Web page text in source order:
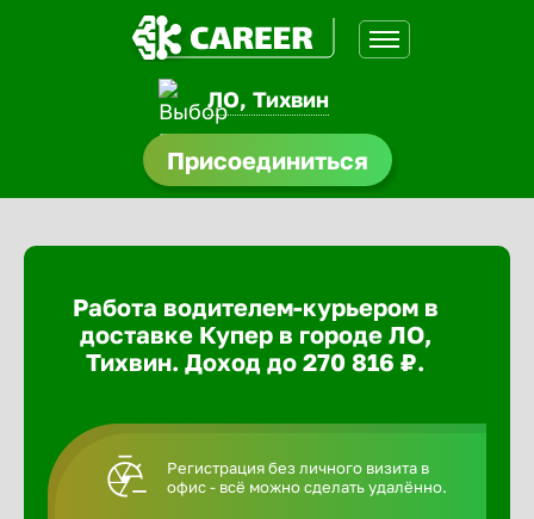
ЛО, Тихвин
Присоединиться
Работа водителем-курьером в
доставке Купер в городе ЛО,
Тихвин. Доход до 270 816 ₽.
Регистрация без личного визита в
офис - всё можно сделать удалённо.